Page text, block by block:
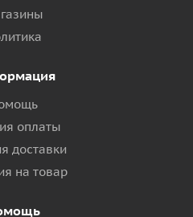
оплаты
доставки
на товар